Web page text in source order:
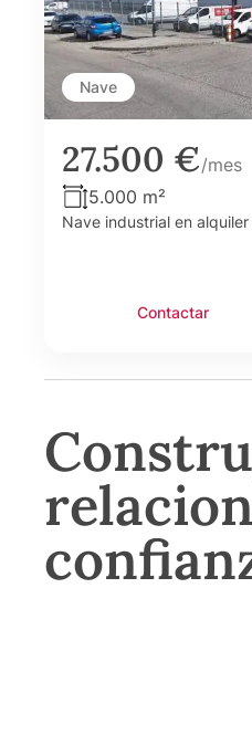
Nave
27.500 €/mes
5.000 m²
Nave industrial en
Contactar